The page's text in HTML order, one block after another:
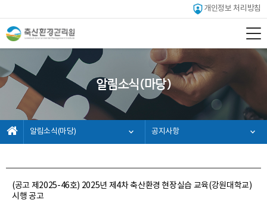
개인정보 처리방침
알림소식(마당)
알림소식(마당) 공지사항
(공고 제2025-46호) 2025년 제4차 축산환경 현장실습 교육(강원대학교)
시행 공고